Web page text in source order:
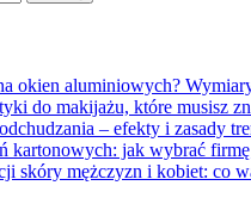
okien aluminiowych?
do makijażu, które musisz
– efekty i zasady
kartonowych: jak wybrać
skóry mężczyzn i kobiet: co